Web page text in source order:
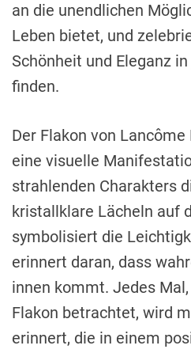
an die unendlichen
Leben bietet, und
Schönheit und Eleganz
finden.
Der Flakon von
eine visuelle
strahlenden Charakters
kristallklare Lächeln auf
symbolisiert die
erinnert daran, dass
innen kommt. Jedes
Flakon betrachtet, wird
erinnert, die in einem